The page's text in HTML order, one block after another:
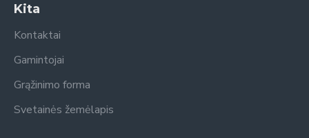
Kita
Kontaktai
Gamintojai
Grąžinimo forma
Svetainės žemėlapis